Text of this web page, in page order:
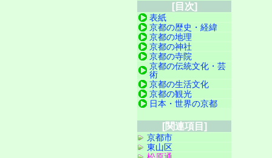
[目次]
表紙
京都の歴史・経緯
京都の地理
京都の神社
京都の寺院
京都の伝統文化・芸
術
京都の生活文化
京都の観光
日本・世界の京都
[関連項目]
京都市
東山区